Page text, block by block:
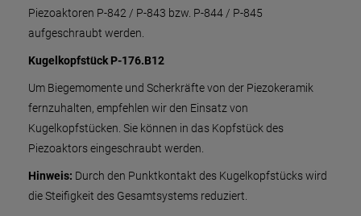
Piezoaktoren P-842 / P-843 bzw. P-844 / P-845
aufgeschraubt werden.
Kugelkopfstück P-176.B12
Um Biegemomente und Scherkräfte von der Piezokeramik
fernzuhalten, empfehlen wir den Einsatz von
Kugelkopfstücken. Sie können in das Kopfstück des
Piezoaktors eingeschraubt werden.
Hinweis: Durch den Punktkontakt des Kugelkopfstücks wird
die Steifigkeit des Gesamtsystems reduziert.